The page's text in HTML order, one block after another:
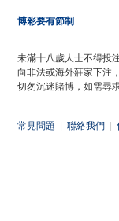
博彩要有節制
未滿十八歲人士不得投
向非法或海外莊家下注
切勿沉迷賭博，如需尋
常見問題 聯絡我們